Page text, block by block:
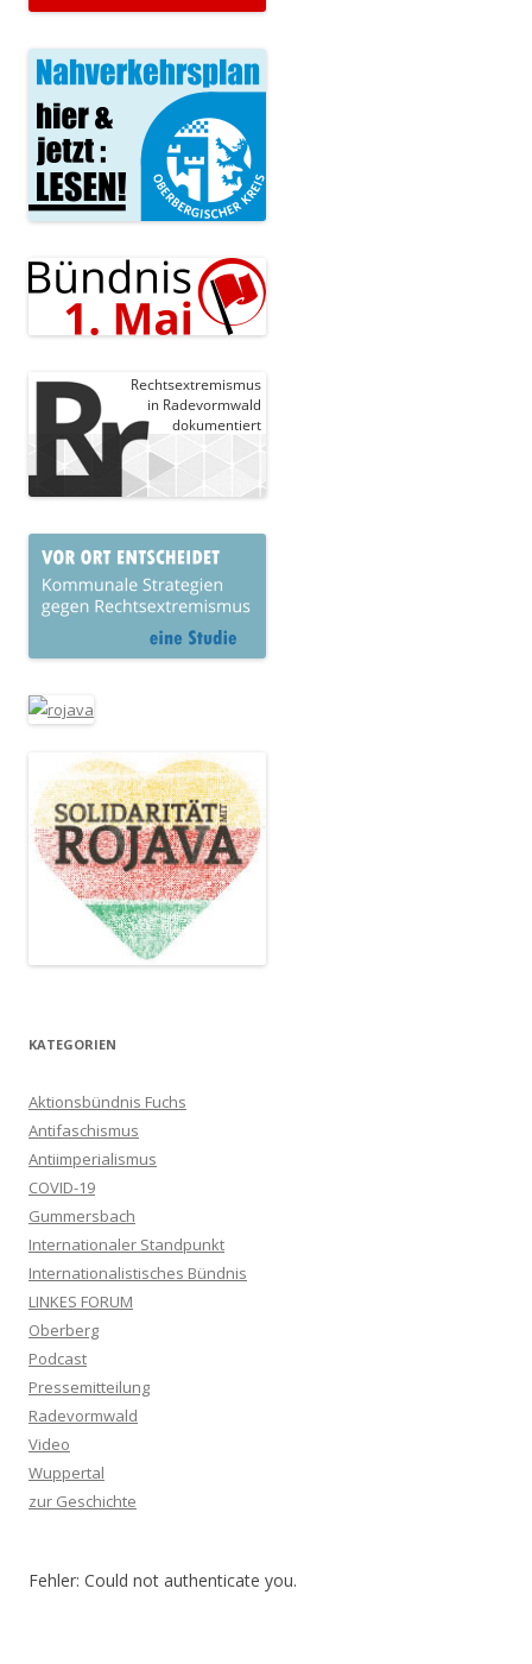
KATEGORIEN
Aktionsbündnis Fuchs
Antifaschismus
Antiimperialismus
COVID-19
Gummersbach
Internationaler Standpunkt
Internationalistisches Bündnis
LINKES FORUM
Oberberg
Podcast
Pressemitteilung
Radevormwald
Video
Wuppertal
zur Geschichte
Fehler: Could not authenticate you.